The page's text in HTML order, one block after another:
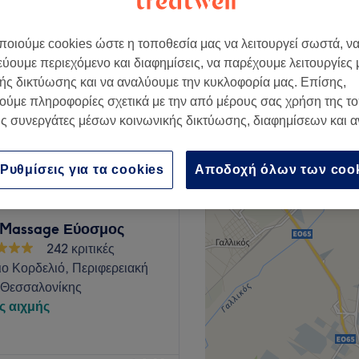
Massage)
€ 25
Εύοσμος
242 κριτικές
Κορδελιό, Περιφερειακή
αιχμής
cookies ώστε η τοποθεσία μας να λειτουργεί σωστά, να
περιεχόμενο και διαφημίσεις, να παρέχουμε
δικτύωσης και να αναλύουμε την κυκλοφορία μας. Επίσης,
πληροφορίες σχετικά με την από μέρους σας χρήση της
συνεργάτες μέσων κοινωνικής δικτύωσης, διαφημίσεων και
Αποδοχή όλων των
Ρυθμίσεις για τα cookies